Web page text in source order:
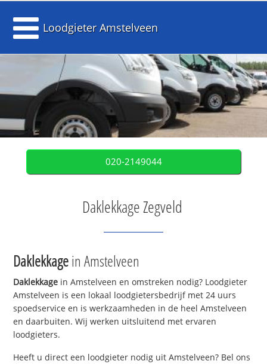
Loodgieter Amstelveen
020-2149044
Daklekkage Zegveld
Daklekkagein Amstelveen
Daklekkage in Amstelveen en omstreken nodig? Loodgieter
Amstelveen is een lokaal loodgietersbedrijf met 24 uurs
spoedservice en is werkzaamheden in de heel Amstelveen
en daarbuiten. Wij werken uitsluitend met ervaren
loodgieters.
Heeft u direct een loodgieter nodig uit Amstelveen? Bel ons